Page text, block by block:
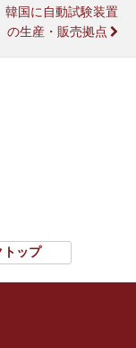
韓国に自動試験装置
の生産・販売拠点
ップ